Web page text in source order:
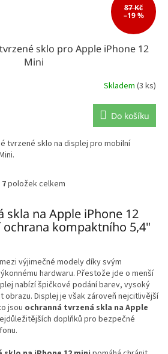
87 Kč
–19 %
sklo pro Apple iPhone 12
Mini
Skladem (3 ks)
Do košíku
tvrzené sklo na displej pro mobilní
O
l
á
d
c
í
p
r
v
k
y
ý
7položek celkem
skla na Apple iPhone 12
kompaktního 5,4"
výjimečné modely díky svým
hardwaru. Přestože jde o menší
nabízí špičkové podání barev, vysoký
Displej je však zároveň nejcitlivější
jsou ochranná tvrzená skla na Apple
doplňků pro bezpečné